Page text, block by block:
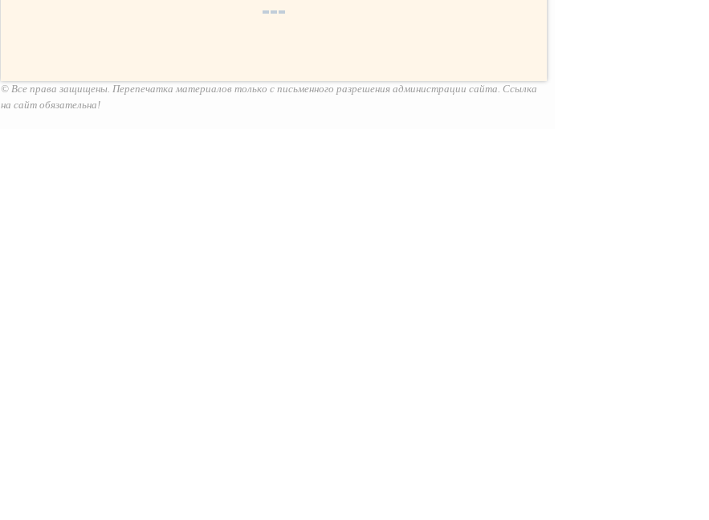
© Все права защищены. Перепечатка материалов только с письменного разрешения администрации сайта. Ссылка
на сайт обязательна!